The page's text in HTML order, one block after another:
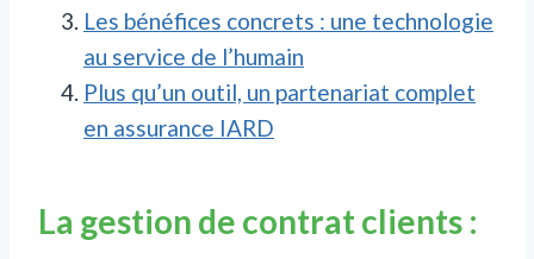
Les bénéfices concrets : une technologie
au service de l’humain
Plus qu’un outil, un partenariat complet
en assurance IARD
La gestion de contrat clients :